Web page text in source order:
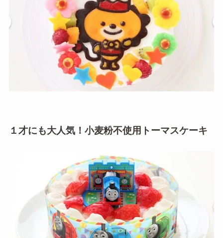
１才にも大人気！小麦粉不使用トーマスケーキ